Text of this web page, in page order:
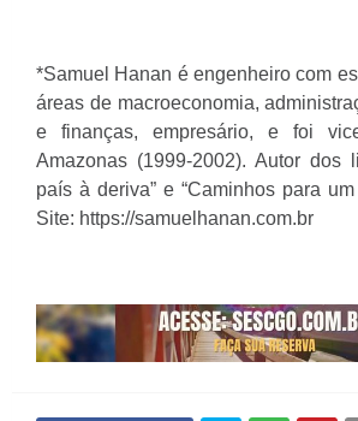
*Samuel Hanan é engenheiro com
áreas de macroeconomia,
e finanças, empresário, e foi
Amazonas (1999-2002). Autor dos
país à deriva” e “Caminhos para
Site: https://samuelhanan.com.br